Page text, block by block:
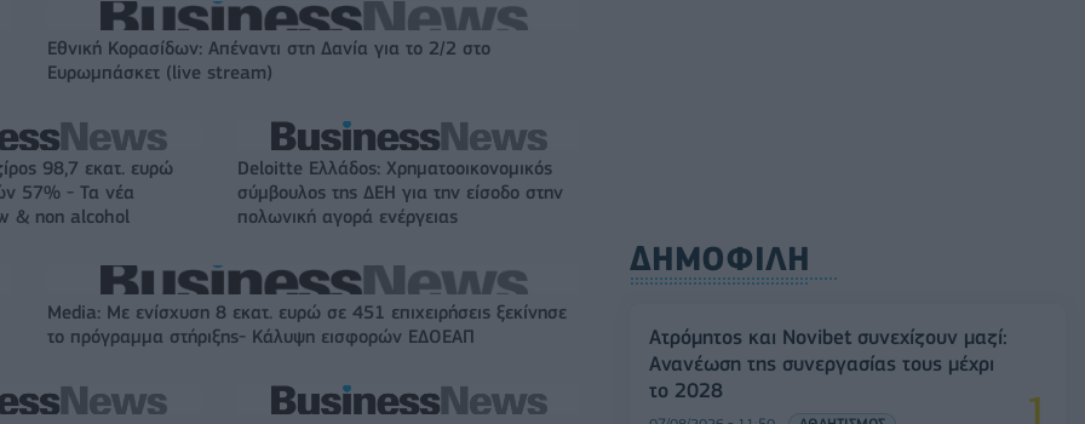
Εθνική Κορασίδων: Απέναντι στη Δανία για το 2/2 στο
Ευρωμπάσκετ (live stream)
98,7 εκατ. ευρώ
57% - Τα νέα
& non alcohol
Deloitte Ελλάδος: Χρηματοοικονομικός
σύμβουλος της ΔΕΗ για την είσοδο στην
πολωνική αγορά ενέργειας
Media: Με ενίσχυση 8 εκατ. ευρώ σε 451 επιχειρήσεις ξεκίνησε
το πρόγραμμα στήριξης- Κάλυψη εισφορών ΕΔΟΕΑΠ
ΔΗΜΟΦΙΛΗ
Ατρόμητος και Novibet συνεχίζουν μαζί:
Ανανέωση της συνεργασίας τους μέχρι
το 2028